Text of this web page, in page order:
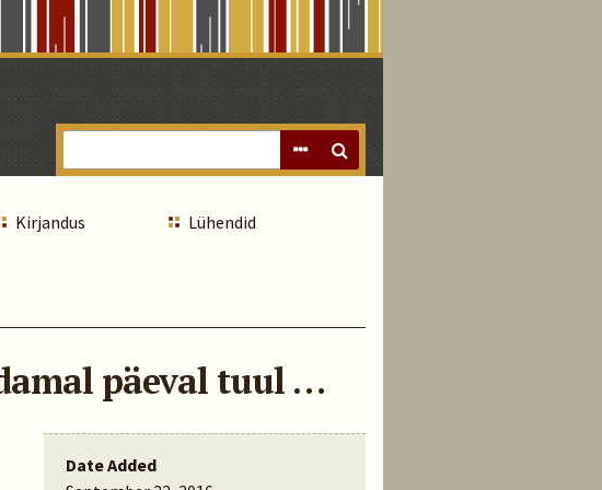
Kirjandus Lühendid
päeval tuul …
Date Added